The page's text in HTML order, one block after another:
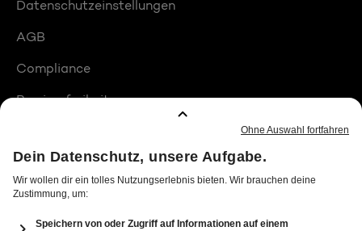
Datenschutzeinstellungen
AGB
Compliance
Barrierefreiheit